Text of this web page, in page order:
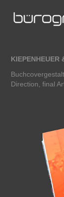
KIEPENHEUER
Direction, final